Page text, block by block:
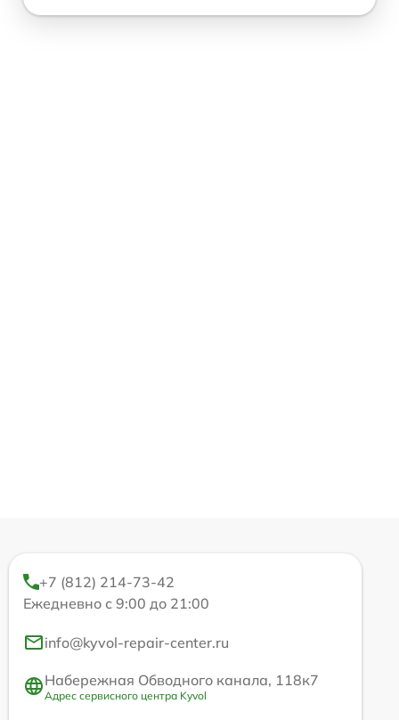
+7 (812) 214-73-42
Ежедневно с 9:00 до 21:00
info@kyvol-repair-center.ru
Набережная Обводного канала, 118к7
Адрес сервисного центра Kyvol